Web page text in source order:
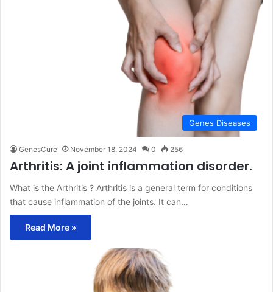
Genes Diseases
GenesCure November 18, 2024 0 256
Arthritis: A joint inflammation disorder.
What is the Arthritis ? Arthritis is a general term for conditions
that cause inflammation of the joints. It can…
Read More »